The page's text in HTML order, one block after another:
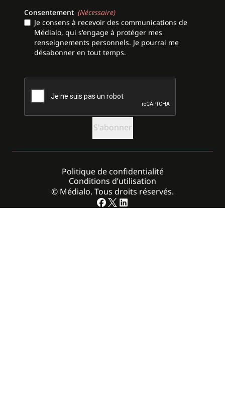
Consentement (Nécessaire)
Je consens à recevoir des communications de
Médialo, qui s'engage à protéger mes
renseignements personnels. Je pourrai me
désabonner en tout temps.
CAPTCHA
© Médialo. Tous droits réservés.
Politique de confidentialité
Conditions d’utilisation